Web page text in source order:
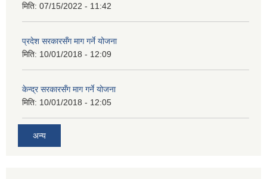
मिति: 07/15/2022 - 11:42
प्रदेश सरकारसँग माग गर्ने योजना
मिति: 10/01/2018 - 12:09
केन्द्र सरकारसँग माग गर्ने योजना
मिति: 10/01/2018 - 12:05
अन्य